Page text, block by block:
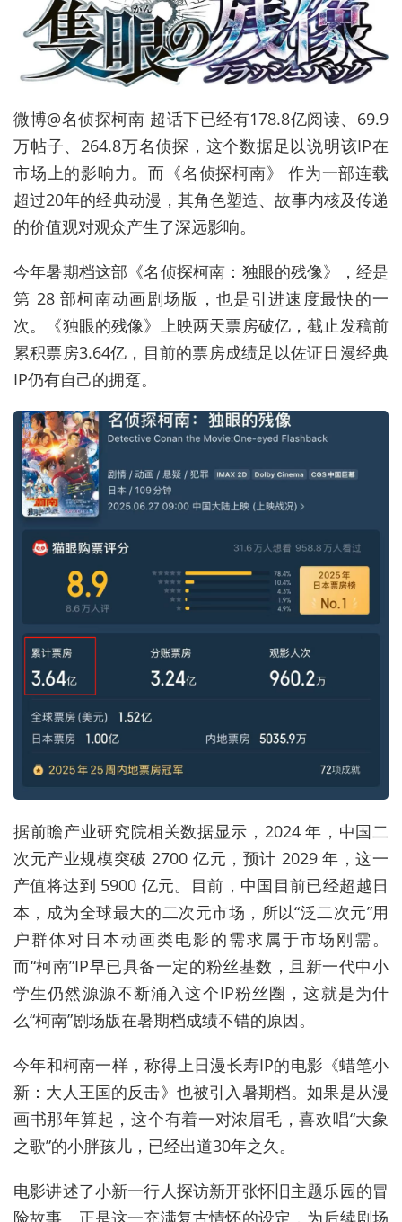
微博@名侦探柯南 超话下已经有178.8亿阅读、69.9
万帖子、264.8万名侦探，这个数据足以说明该IP在
市场上的影响力。而《名侦探柯南》 作为一部连载
超过20年的经典动漫，其角色塑造、故事内核及传递
的价值观对观众产生了深远影响。
今年暑期档这部《名侦探柯南：独眼的残像》，经是
第 28 部柯南动画剧场版，也是引进速度最快的一
次。《独眼的残像》上映两天票房破亿，截止发稿前
累积票房3.64亿，目前的票房成绩足以佐证日漫经典
IP仍有自己的拥趸。
据前瞻产业研究院相关数据显示，2024 年，中国二
次元产业规模突破 2700 亿元，预计 2029 年，这一
产值将达到 5900 亿元。目前，中国目前已经超越日
本，成为全球最大的二次元市场，所以“泛二次元”用
户群体对日本动画类电影的需求属于市场刚需。
而“柯南”IP早已具备一定的粉丝基数，且新一代中小
学生仍然源源不断涌入这个IP粉丝圈，这就是为什
么“柯南”剧场版在暑期档成绩不错的原因。
今年和柯南一样，称得上日漫长寿IP的电影《蜡笔小
新：大人王国的反击》也被引入暑期档。如果是从漫
画书那年算起，这个有着一对浓眉毛，喜欢唱“大象
之歌”的小胖孩儿，已经出道30年之久。
电影讲述了小新一行人探访新开张怀旧主题乐园的冒